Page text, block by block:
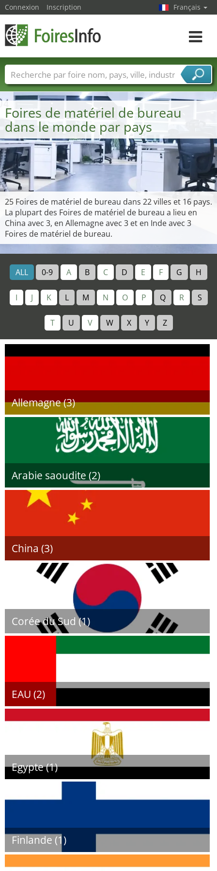
Foires de matériel de bureau
dans le monde par pays
25 Foires de matériel de bureau dans 22 villes et 16 pays.
La plupart des Foires de matériel de bureau a lieu en
China avec 3, en Allemagne avec 3 et en Inde avec 3
Foires de matériel de bureau.
ALL 0-9 A B C D E F G H
I J K L M N O P Q R S
T U V W X Y Z
Allemagne (3)
Arabie saoudite (2)
China (3)
Corée du Sud (1)
EAU (2)
Egypte (1)
Finlande (1)
Connexion Inscription Français
Toggle
Foire noms Pays Villes
Secteurs de foire
Secteurs du fournisseur de services